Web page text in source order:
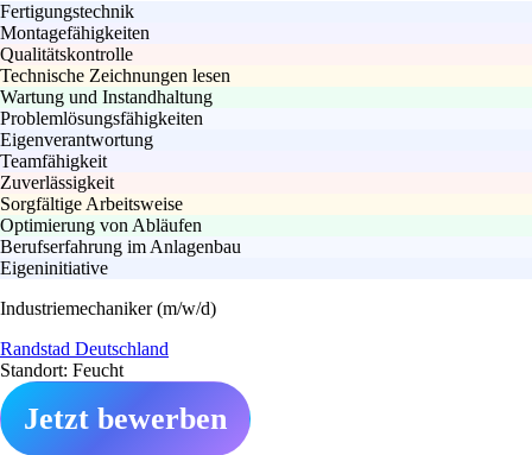
Fertigungstechnik
Montagefähigkeiten
Qualitätskontrolle
Technische Zeichnungen lesen
Wartung und Instandhaltung
Problemlösungsfähigkeiten
Eigenverantwortung
Teamfähigkeit
Zuverlässigkeit
Sorgfältige Arbeitsweise
Optimierung von Abläufen
Berufserfahrung im Anlagenbau
Eigeninitiative
Industriemechaniker (m/w/d)
Randstad Deutschland
Standort: Feucht
Jetzt bewerben